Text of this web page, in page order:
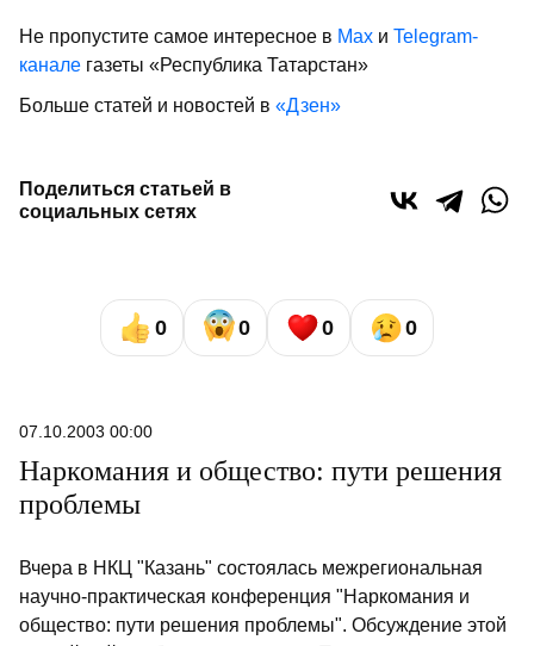
Не пропустите самое интересное в Max и Telegram-
канале газеты «Республика Татарстан»
Больше статей и новостей в «Дзен»
Поделиться статьей в
социальных сетях
0 0 0 0
07.10.2003 00:00
Наркомания и общество: пути решения
проблемы
Вчера в НКЦ "Казань" состоялась межрегиональная
научно-практическая конференция "Наркомания и
общество: пути решения проблемы". Обсуждение этой